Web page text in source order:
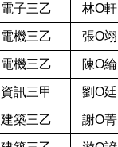
電子三乙 林O軒
電機三乙 張O翊
電機三乙 陳O綸
資訊三甲 劉O廷
建築三乙 謝O菁